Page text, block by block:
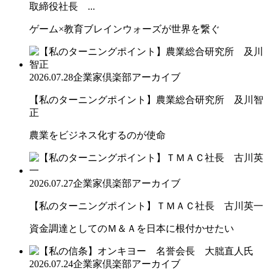
取締役社長 ...
ゲーム×教育ブレインウォーズが世界を繋ぐ
2026.07.28企業家倶楽部アーカイブ
【私のターニングポイント】農業総合研究所 及川智
正
農業をビジネス化するのが使命
2026.07.27企業家倶楽部アーカイブ
【私のターニングポイント】ＴＭＡＣ社長 古川英一
資金調達としてのＭ＆Ａを日本に根付かせたい
2026.07.24企業家倶楽部アーカイブ